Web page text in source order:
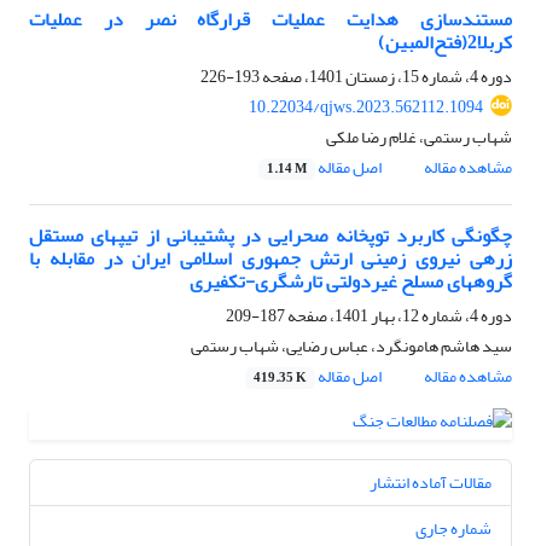
مستند‌سازی هدایت عملیات قرارگاه نصر در عملیات
کربلا2(فتح‌المبین)
دوره 4، شماره 15، زمستان 1401، صفحه
193-226
10.22034/qjws.2023.562112.1094
شهاب رستمی، غلام رضا ملکی
مشاهده مقاله
اصل مقاله 1.14 M
چگونگی کاربرد توپخانه صحرایی در پشتیبانی از تیپهای مستقل
زرهی نیروی زمینی ارتش جمهوری اسلامی ایران در مقابله با
گروههای مسلح غیردولتی تارشگری-تکفیری
دوره 4، شماره 12، بهار 1401، صفحه
187-209
سید هاشم هامونگرد، عباس رضایی، شهاب رستمی
مشاهده مقاله
اصل مقاله 419.35 K
مقالات آماده انتشار
شماره جاری